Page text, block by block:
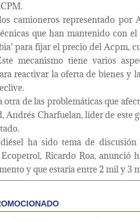
camioneros representado por
que han mantenido con
para fijar el precio del Acpm,
mecanismo tiene varios
reactivar la oferta de bienes y
otra de las problemáticas que
Andrés Charfuelan, líder de este
ha sido tema de
Ricardo Roa, anunció
y que estaría entre 2 mil y 3